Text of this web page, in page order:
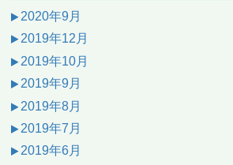
2020年9月
2019年12月
2019年10月
2019年9月
2019年8月
2019年7月
2019年6月